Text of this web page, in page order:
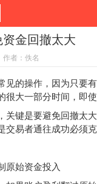
新闻
指标EA
金回撤太大
作者：佚名
的操作，因为只要有
大一部分时间，即使
键是要避免回撤太大
易者通往成功必须克
始资金投入